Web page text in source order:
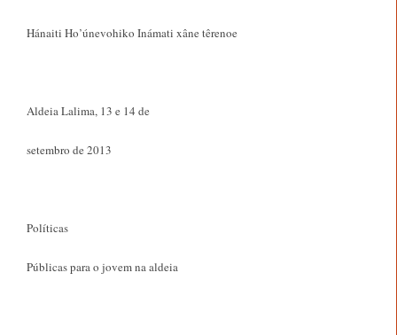
Hánaiti Ho’únevohiko Inámati xâne têrenoe
Aldeia Lalima, 13 e 14 de
setembro de 2013
Políticas
Públicas para o jovem na aldeia